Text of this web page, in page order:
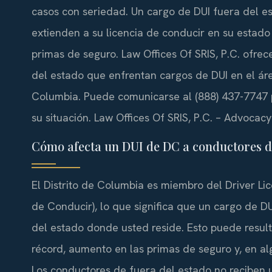
casos con seriedad. Un cargo de DUI fuera del
extienden a su licencia de conducir en su
primas de seguro. Law Offices Of SRIS, P.C.
del estado que enfrentan cargos de DUI en el
Columbia. Puede comunicarse al (888) 437-
su situación. Law Offices Of SRIS, P.C. –
Cómo afecta un DUI de DC a conductores
El Distrito de Columbia es miembro del Driver
de Conducir), lo que significa que un cargo de
del estado donde usted reside. Esto puede
récord, aumento en las primas de seguro y, en